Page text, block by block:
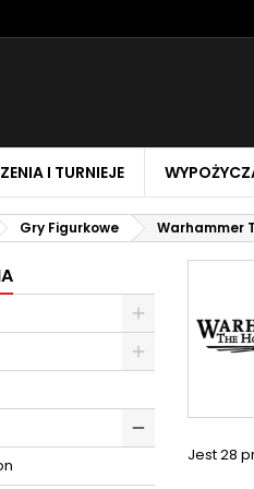
I TURNIEJE
Gry Figurkowe Warhammer
Toggle
Toggle
Jest 28